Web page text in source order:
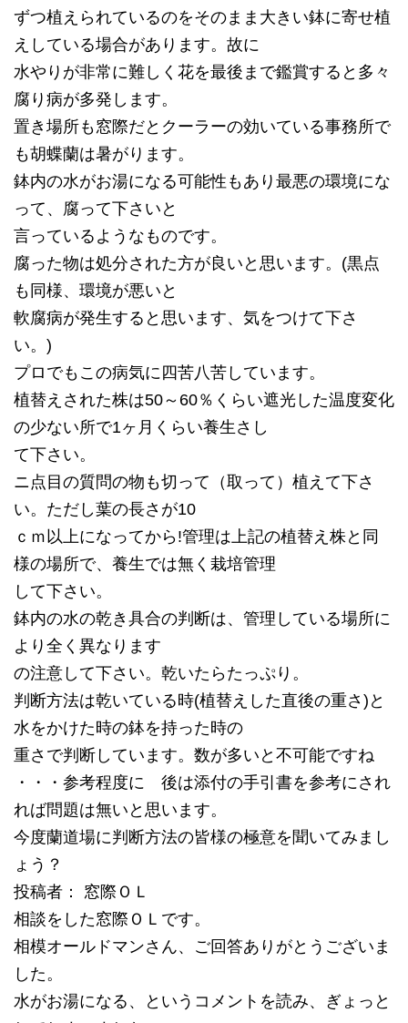
ずつ植えられているのをそのまま大きい鉢に寄せ植
えしている場合があります。故に
水やりが非常に難しく花を最後まで鑑賞すると多々
腐り病が多発します。
置き場所も窓際だとクーラーの効いている事務所で
も胡蝶蘭は暑がります。
鉢内の水がお湯になる可能性もあり最悪の環境にな
って、腐って下さいと
言っているようなものです。
腐った物は処分された方が良いと思います。(黒点
も同様、環境が悪いと
軟腐病が発生すると思います、気をつけて下さ
い。)
プロでもこの病気に四苦八苦しています。
植替えされた株は50～60％くらい遮光した温度変化
の少ない所で1ヶ月くらい養生さし
て下さい。
ニ点目の質問の物も切って（取って）植えて下さ
い。ただし葉の長さが10
ｃｍ以上になってから!管理は上記の植替え株と同
様の場所で、養生では無く栽培管理
して下さい。
鉢内の水の乾き具合の判断は、管理している場所に
より全く異なります
の注意して下さい。乾いたらたっぷり。
判断方法は乾いている時(植替えした直後の重さ)と
水をかけた時の鉢を持った時の
重さで判断しています。数が多いと不可能ですね
・・・参考程度に 後は添付の手引書を参考にされ
れば問題は無いと思います。
今度蘭道場に判断方法の皆様の極意を聞いてみまし
ょう？
投稿者： 窓際ＯＬ
相談をした窓際ＯＬです。
相模オールドマンさん、ご回答ありがとうございま
した。
水がお湯になる、というコメントを読み、ぎょっと